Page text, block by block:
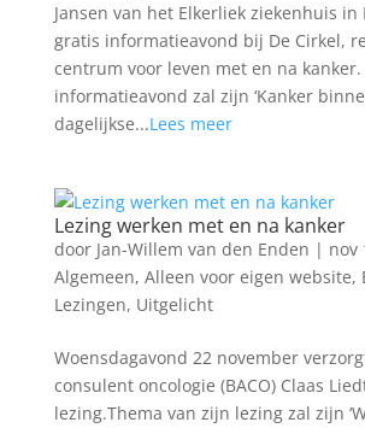
Jansen van het Elkerliek ziekenhuis in
gratis informatieavond bij De Cirkel,
centrum voor leven met en na kanker.
informatieavond zal zijn ‘Kanker
dagelijkse...Lees meer
Lezing werken met en na kanker
door Jan-Willem van den Enden | nov
Algemeen, Alleen voor eigen website,
Lezingen, Uitgelicht
Woensdagavond 22 november
consulent oncologie (BACO) Claas
lezing.Thema van zijn lezing zal zijn